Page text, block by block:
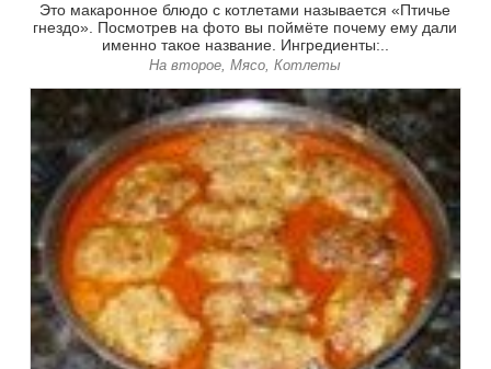
Это макаронное блюдо с котлетами называется «Птичье
гнездо». Посмотрев на фото вы поймёте почему ему дали
именно такое название. Ингредиенты:..
На второе, Мясо, Котлеты